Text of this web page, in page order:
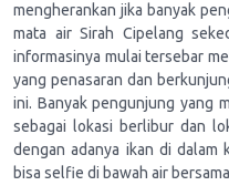
mengherankan jika banyak
mata air Sirah Cipelang
informasinya mulai tersebar
yang penasaran dan
ini. Banyak pengunjung yang
sebagai lokasi berlibur dan
dengan adanya ikan di dalam
bisa selfie di bawah air